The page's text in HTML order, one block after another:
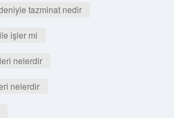
tazminat nedir
işler mi
nelerdir
nelerdir